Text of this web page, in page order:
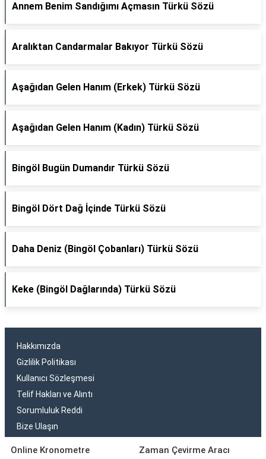
Annem Benim Sandığımı Açmasın Türkü Sözü
Aralıktan Candarmalar Bakıyor Türkü Sözü
Aşağıdan Gelen Hanım (Erkek) Türkü Sözü
Aşağıdan Gelen Hanım (Kadın) Türkü Sözü
Bingöl Bugün Dumandır Türkü Sözü
Bingöl Dört Dağ İçinde Türkü Sözü
Daha Deniz (Bingöl Çobanları) Türkü Sözü
Keke (Bingöl Dağlarında) Türkü Sözü
Hakkımızda
Gizlilik Politikası
Kullanıcı Sözleşmesi
Telif Hakları ve Alıntı
Sorumluluk Reddi
Bize Ulaşın
Online Kronometre
Zaman Çevirme Aracı